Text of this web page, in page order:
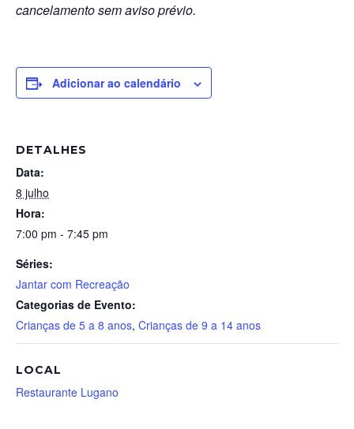
cancelamento sem aviso prévio.
Adicionar ao calendário
DETALHES
Data:
8 julho
Hora:
7:00 pm - 7:45 pm
Séries:
Jantar com Recreação
Categorias de Evento:
Crianças de 5 a 8 anos, Crianças de 9 a 14 anos
LOCAL
Restaurante Lugano